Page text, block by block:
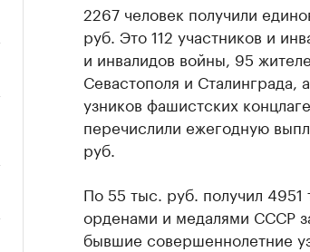
2267 человек получили
руб. Это 112 участников и
и инвалидов войны, 95
Севастополя и
узников фашистских
перечислили ежегодную
руб.
По 55 тыс. руб. получил
орденами и медалями СССР
бывшие совершеннолетние